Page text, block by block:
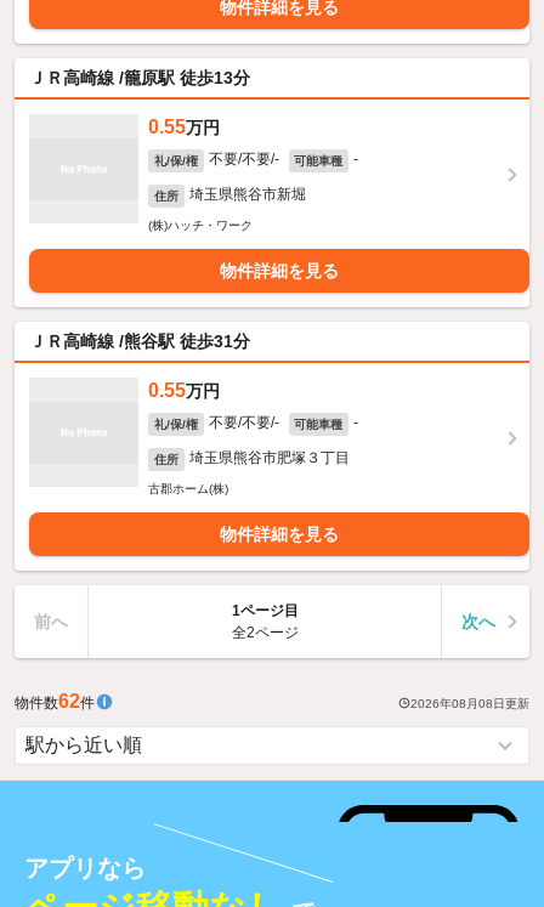
物件詳細を見る
ＪＲ高崎線 /籠原駅 徒歩13分
0.55万円
礼/保/権 不要/不要/- 可能車種 -
住所 埼玉県熊谷市新堀
(株)ハッチ・ワーク
物件詳細を見る
ＪＲ高崎線 /熊谷駅 徒歩31分
0.55万円
礼/保/権 不要/不要/- 可能車種 -
住所 埼玉県熊谷市肥塚３丁目
古郡ホーム(株)
物件詳細を見る
前へ
1ページ目
全2ページ
次へ
物件数62件 2026年08月08日更新
アプリなら